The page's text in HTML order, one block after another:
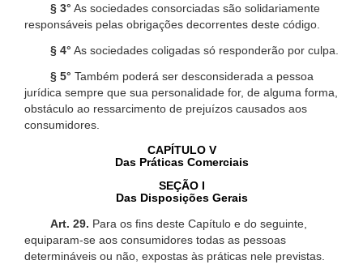
§ 3° As sociedades consorciadas são solidariamente
responsáveis pelas obrigações decorrentes deste código.
§ 4° As sociedades coligadas só responderão por culpa.
§ 5° Também poderá ser desconsiderada a pessoa
jurídica sempre que sua personalidade for, de alguma forma,
obstáculo ao ressarcimento de prejuízos causados aos
consumidores.
CAPÍTULO V
Das Práticas Comerciais
SEÇÃO I
Das Disposições Gerais
Art. 29. Para os fins deste Capítulo e do seguinte,
equiparam-se aos consumidores todas as pessoas
determináveis ou não, expostas às práticas nele previstas.